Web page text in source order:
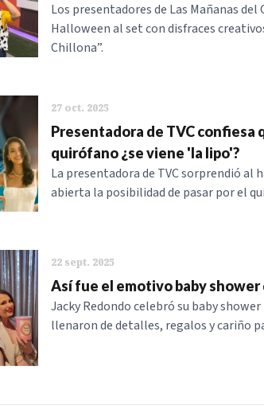
Los presentadores de Las Mañanas
Halloween al set con disfraces
Chillona”.
27 oct. 2025
Presentadora de TVC confiesa
quirófano ¿se viene 'la lipo'?
La presentadora de TVC sorprendió al
abierta la posibilidad de pasar por el
22 sept. 2025
Así fue el emotivo baby shower
Jacky Redondo celebró su baby
llenaron de detalles, regalos y cariño